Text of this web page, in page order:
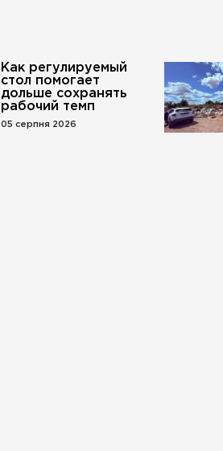
Как регулируемый
стол помогает
дольше сохранять
рабочий темп
05 серпня 2026